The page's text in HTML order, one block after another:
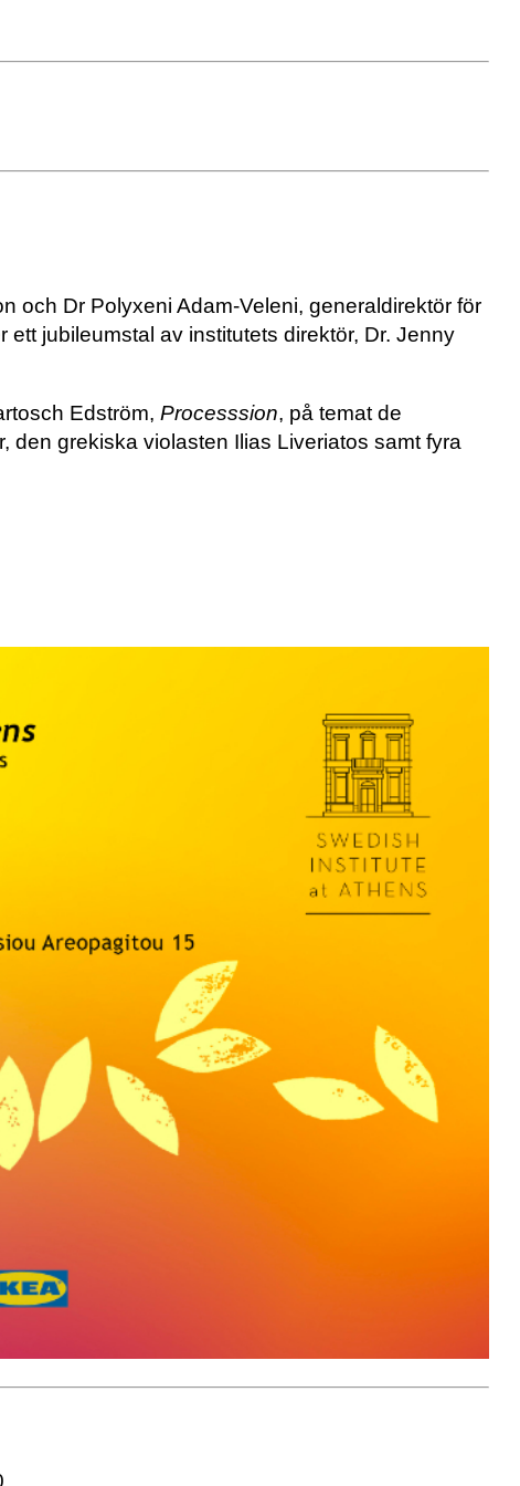
och Dr Polyxeni Adam-Veleni, generaldirektör för
ett jubileumstal av institutets direktör, Dr. Jenny
Edström, Processsion, på temat de
den grekiska violasten Ilias Liveriatos samt fyra